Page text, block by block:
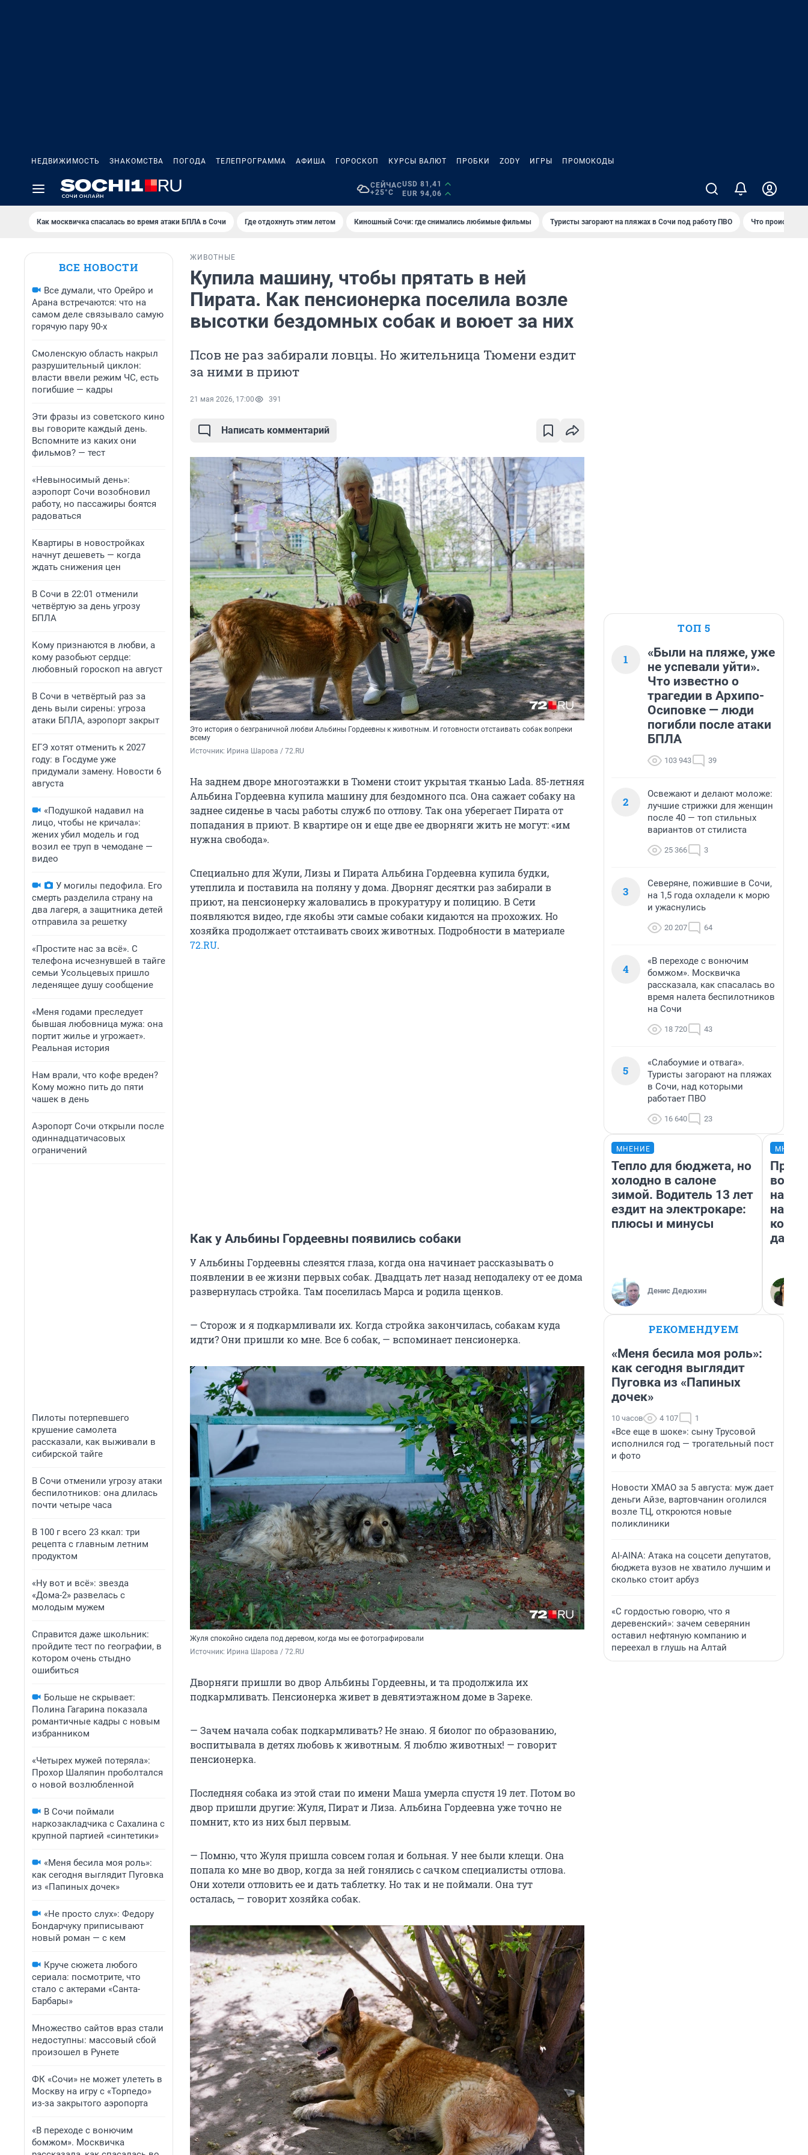
НЕДВИЖИМОСТЬ ЗНАКОМСТВА ПОГОДА ТЕЛЕПРОГРАММА АФИША ГОРОСКОП КУРСЫ ВАЛЮТ ПРОБКИ ZODY ИГРЫ ПРОМОКОДЫ
СЕЙЧАС
+25°C
USD 81,41
EUR 94,06
Как москвичка спасалась во время атаки БПЛА в Сочи Где отдохнуть этим летом Киношный Сочи: где снимались любимые фильмы Туристы загорают на пляжах в Сочи под работу ПВО Что происходит
ВСЕ НОВОСТИ
Все думали, что Орейро и
Арана встречаются: что на
самом деле связывало самую
горячую пару 90-х
Смоленскую область накрыл
разрушительный циклон:
власти ввели режим ЧС, есть
погибшие — кадры
Эти фразы из советского кино
вы говорите каждый день.
Вспомните из каких они
фильмов? — тест
«Невыносимый день»:
аэропорт Сочи возобновил
работу, но пассажиры боятся
радоваться
Квартиры в новостройках
начнут дешеветь — когда
ждать снижения цен
В Сочи в 22:01 отменили
четвёртую за день угрозу
БПЛА
Кому признаются в любви, а
кому разобьют сердце:
любовный гороскоп на август
В Сочи в четвёртый раз за
день выли сирены: угроза
атаки БПЛА, аэропорт закрыт
ЕГЭ хотят отменить к 2027
году: в Госдуме уже
придумали замену. Новости 6
августа
«Подушкой надавил на
лицо, чтобы не кричала»:
жених убил модель и год
возил ее труп в чемодане —
видео
У могилы педофила. Его
смерть разделила страну на
два лагеря, а защитника детей
отправила за решетку
«Простите нас за всё». С
телефона исчезнувшей в тайге
семьи Усольцевых пришло
леденящее душу сообщение
«Меня годами преследует
бывшая любовница мужа: она
портит жилье и угрожает».
Реальная история
Нам врали, что кофе вреден?
Кому можно пить до пяти
чашек в день
Аэропорт Сочи открыли после
одиннадцатичасовых
ограничений
Пилоты потерпевшего
крушение самолета
рассказали, как выживали в
сибирской тайге
В Сочи отменили угрозу атаки
беспилотников: она длилась
почти четыре часа
В 100 г всего 23 ккал: три
рецепта с главным летним
продуктом
«Ну вот и всё»: звезда
«Дома-2» развелась с
молодым мужем
Справится даже школьник:
пройдите тест по географии, в
котором очень стыдно
ошибиться
Больше не скрывает:
Полина Гагарина показала
романтичные кадры с новым
избранником
«Четырех мужей потеряла»:
Прохор Шаляпин проболтался
о новой возлюбленной
В Сочи поймали
наркозакладчика с Сахалина с
крупной партией «синтетики»
«Меня бесила моя роль»:
как сегодня выглядит Пуговка
из «Папиных дочек»
«Не просто слух»: Федору
Бондарчуку приписывают
новый роман — с кем
Круче сюжета любого
сериала: посмотрите, что
стало с актерами «Санта-
Барбары»
Множество сайтов враз стали
недоступны: массовый сбой
произошел в Рунете
ФК «Сочи» не может улететь в
Москву на игру с «Торпедо»
из-за закрытого аэропорта
«В переходе с вонючим
бомжом». Москвичка
ЖИВОТНЫЕ
Купила машину, чтобы прятать в ней
Пирата. Как пенсионерка поселила возле
высотки бездомных собак и воюет за них
Псов не раз забирали ловцы. Но жительница Тюмени ездит
за ними в приют
21 мая 2026, 17:00 391
Написать комментарий
Это история о безграничной любви Альбины Гордеевны к животным. И готовности отстаивать собак вопреки
всему
Источник: Ирина Шарова / 72.RU
На заднем дворе многоэтажки в Тюмени стоит укрытая тканью Lada. 85-летняя
Альбина Гордеевна купила машину для бездомного пса. Она сажает собаку на
заднее сиденье в часы работы служб по отлову. Так она уберегает Пирата от
попадания в приют. В квартире он и еще две ее дворняги жить не могут: «им
нужна свобода».
Специально для Жули, Лизы и Пирата Альбина Гордеевна купила будки,
утеплила и поставила на поляну у дома. Дворняг десятки раз забирали в
приют, на пенсионерку жаловались в прокуратуру и полицию. В Сети
появляются видео, где якобы эти самые собаки кидаются на прохожих. Но
хозяйка продолжает отстаивать своих животных. Подробности в материале
72.RU.
Как у Альбины Гордеевны появились собаки
У Альбины Гордеевны слезятся глаза, когда она начинает рассказывать о
появлении в ее жизни первых собак. Двадцать лет назад неподалеку от ее дома
развернулась стройка. Там поселилась Марса и родила щенков.
— Сторож и я подкармливали их. Когда стройка закончилась, собакам куда
идти? Они пришли ко мне. Все 6 собак, — вспоминает пенсионерка.
Жуля спокойно сидела под деревом, когда мы ее фотографировали
Источник: Ирина Шарова / 72.RU
Дворняги пришли во двор Альбины Гордеевны, и та продолжила их
подкармливать. Пенсионерка живет в девятиэтажном доме в Зареке.
— Зачем начала собак подкармливать? Не знаю. Я биолог по образованию,
воспитывала в детях любовь к животным. Я люблю животных! — говорит
пенсионерка.
Последняя собака из этой стаи по имени Маша умерла спустя 19 лет. Потом во
двор пришли другие: Жуля, Пират и Лиза. Альбина Гордеевна уже точно не
помнит, кто из них был первым.
— Помню, что Жуля пришла совсем голая и больная. У нее были клещи. Она
попала ко мне во двор, когда за ней гонялись с сачком специалисты отлова.
Они хотели отловить ее и дать таблетку. Но так и не поймали. Она тут
осталась, — говорит хозяйка собак.
ТОП 5
1
«Были на пляже, уже
не успевали уйти».
Что известно о
трагедии в Архипо-
Осиповке — люди
погибли после атаки
БПЛА
103 943 39
2
Освежают и делают моложе:
лучшие стрижки для женщин
после 40 — топ стильных
вариантов от стилиста
25 366 3
3
Северяне, пожившие в Сочи,
на 1,5 года охладели к морю
и ужаснулись
20 207 64
4
«В переходе с вонючим
бомжом». Москвичка
рассказала, как спасалась во
время налета беспилотников
на Сочи
18 720 43
5
«Слабоумие и отвага».
Туристы загорают на пляжах
в Сочи, над которыми
работает ПВО
16 640 23
МНЕНИЕ
Тепло для бюджета, но
холодно в салоне
зимой. Водитель 13 лет
ездит на электрокаре:
плюсы и минусы
Денис Дедюхин
нам
даже
РЕКОМЕНДУЕМ
«Меня бесила моя роль»:
как сегодня выглядит
Пуговка из «Папиных
дочек»
10 часов 4 107 1
«Все еще в шоке»: сыну Трусовой
исполнился год — трогательный пост
и фото
Новости ХМАО за 5 августа: муж дает
деньги Айзе, вартовчанин оголился
возле ТЦ, откроются новые
поликлиники
AI-AINA: Атака на соцсети депутатов,
бюджета вузов не хватило лучшим и
сколько стоит арбуз
«С гордостью говорю, что я
деревенский»: зачем северянин
оставил нефтяную компанию и
переехал в глушь на Алтай